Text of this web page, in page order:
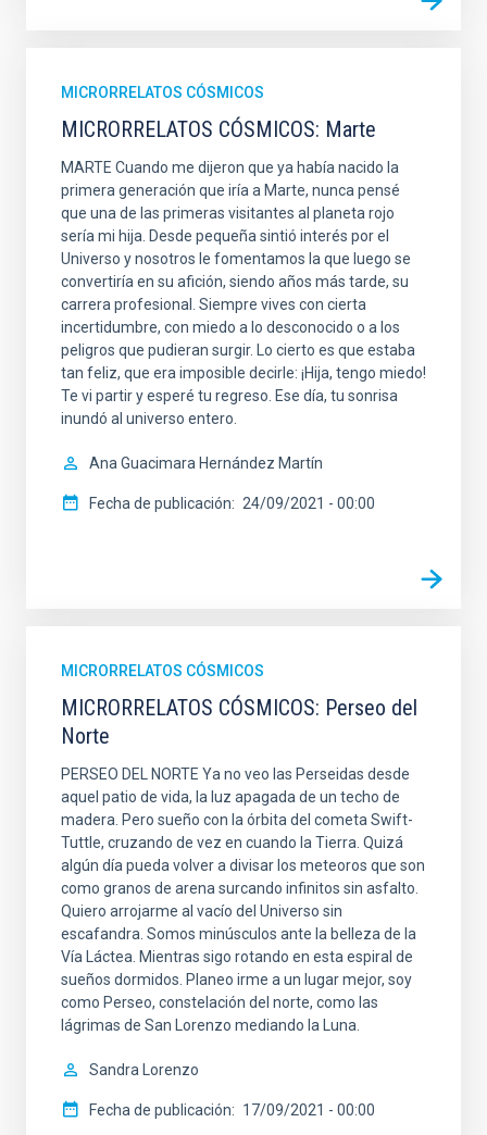
MICRORRELATOS CÓSMICOS
MICRORRELATOS CÓSMICOS: Marte
MARTE Cuando me dijeron que ya había nacido la
primera generación que iría a Marte, nunca pensé
que una de las primeras visitantes al planeta rojo
sería mi hija. Desde pequeña sintió interés por el
Universo y nosotros le fomentamos la que luego se
convertiría en su afición, siendo años más tarde, su
carrera profesional. Siempre vives con cierta
incertidumbre, con miedo a lo desconocido o a los
peligros que pudieran surgir. Lo cierto es que estaba
tan feliz, que era imposible decirle: ¡Hija, tengo miedo!
Te vi partir y esperé tu regreso. Ese día, tu sonrisa
inundó al universo entero.
Ana Guacimara Hernández Martín
Fecha de publicación 24/09/2021 - 00:00
MICRORRELATOS CÓSMICOS
MICRORRELATOS CÓSMICOS: Perseo del
Norte
PERSEO DEL NORTE Ya no veo las Perseidas desde
aquel patio de vida, la luz apagada de un techo de
madera. Pero sueño con la órbita del cometa Swift-
Tuttle, cruzando de vez en cuando la Tierra. Quizá
algún día pueda volver a divisar los meteoros que son
como granos de arena surcando infinitos sin asfalto.
Quiero arrojarme al vacío del Universo sin
escafandra. Somos minúsculos ante la belleza de la
Vía Láctea. Mientras sigo rotando en esta espiral de
sueños dormidos. Planeo irme a un lugar mejor, soy
como Perseo, constelación del norte, como las
lágrimas de San Lorenzo mediando la Luna.
Sandra Lorenzo
Fecha de publicación 17/09/2021 - 00:00